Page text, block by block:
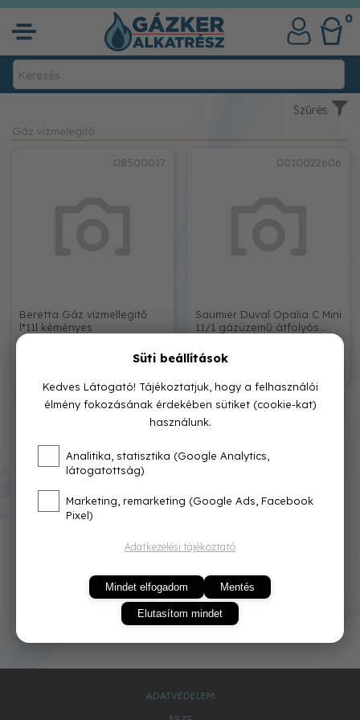
0
Szűrés
Gáz vízmelegítő
08500017
Beretta Gáz vízmellegitő
l*11l kéményes
0010022606
125 000,-
Saumier Duval Opalia C Mini
11/1 gázüzemű átfolyós
0010022600
I (H-HU) Kéményes átfolyós
ADATVÉDELEM
Süti beállítások
Kedves Látogató! Tájékoztatjuk, hogy a felhasználói
élmény fokozásának érdekében sütiket (cookie-kat)
használunk.
Analitika, statisztika (Google Analytics,
látogatottság)
Marketing, remarketing (Google Ads, Facebook
Pixel)
Adatkezelési tájékoztató
Mindet elfogadom Mentés
Elutasítom mindet